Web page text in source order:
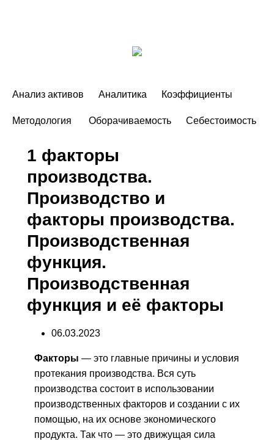
Анализ активов Аналитика Коэффициенты
Методология Оборачиваемость Себестоимость
1 факторы
производства.
Производство и
факторы производства.
Производственная
функция.
Производственная
функция и её факторы
06.03.2023
Факторы — это главные причины и условия
протекания производства. Вся суть
производства состоит в использовании
производственных факторов и создании с их
помощью, на их основе экономического
продукта. Так что — это движущая сила